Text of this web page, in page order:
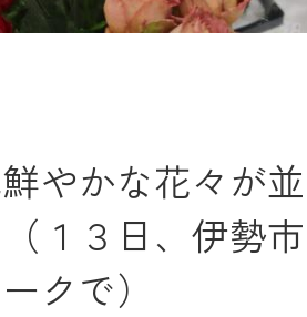
やかな花々が
１３日、伊勢
クで）